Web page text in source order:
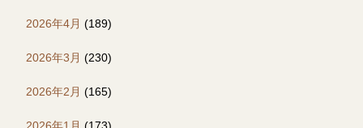
2026年4月 (189)
2026年3月 (230)
2026年2月 (165)